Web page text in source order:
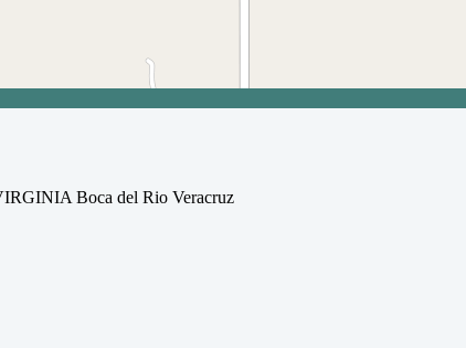
Boca del Rio Veracruz